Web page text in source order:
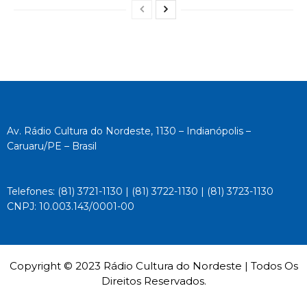
Av. Rádio Cultura do Nordeste, 1130 – Indianópolis –
Caruaru/PE – Brasil
Telefones: (81) 3721-1130 | (81) 3722-1130 | (81) 3723-1130
CNPJ: 10.003.143/0001-00
Copyright © 2023 Rádio Cultura do Nordeste | Todos Os
Direitos Reservados.